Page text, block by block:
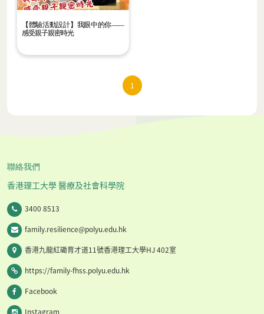
【體驗活動設計】我眼中的你——
感受親子親密時光
1
聯絡我們
香港理工大學 醫療及社會科學院
3400 8513
family.resilience@polyu.edu.hk
香港九龍紅磡育才道11號香港理工大學HJ 402室
https://family-fhss.polyu.edu.hk
Facebook
Instagram